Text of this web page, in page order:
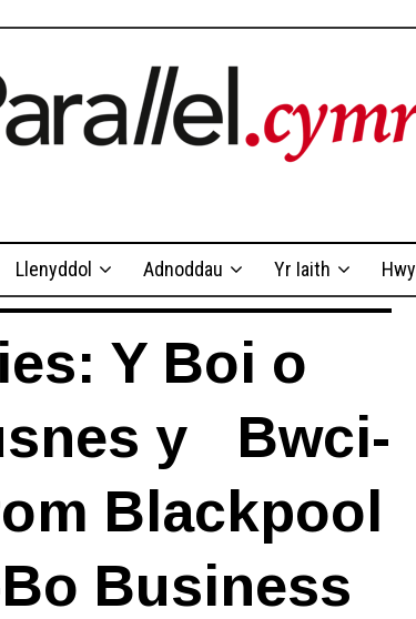
Llenyddol Adnoddau Yr Iaith Hwyl
Y Boi o
y Bwci-
Blackpool
Business